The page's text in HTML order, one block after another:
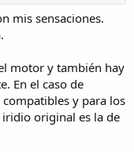
mis sensaciones.
motor y también hay
En el caso de
y para los
original es la de